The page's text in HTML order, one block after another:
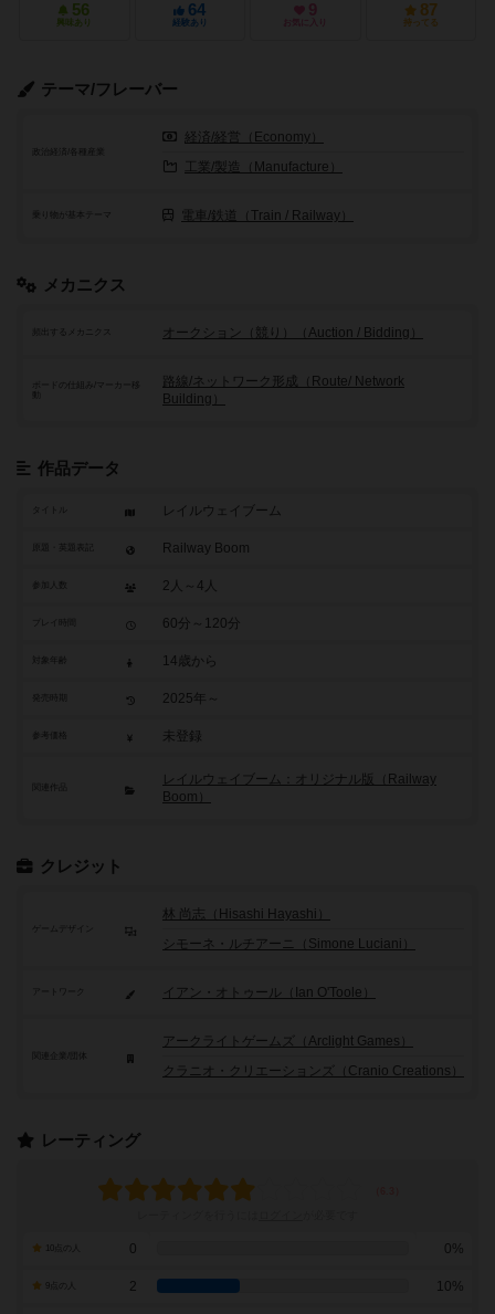
56
興味あり
64
経験あり
9
お気に入り
87
持ってる
テーマ/フレーバー
政治経済/各種産業
経済/経営（Economy）
工業/製造（Manufacture）
乗り物が基本テーマ 電車/鉄道（Train / Railway）
メカニクス
頻出するメカニクス オークション（競り）（Auction / Bidding）
ボードの仕組み/マーカー移
路線/ネットワーク形成（Route/ Network
Building）
作品データ
タイトル レイルウェイブーム
原題・英題表記 Railway Boom
参加人数 2人～4人
60分～120分
対象年齢 14歳から
2025年～
参考価格 未登録
関連作品
レイルウェイブーム：オリジナル版（Railway
Boom）
クレジット
ゲームデザイン
林 尚志（Hisashi Hayashi）
シモーネ・ルチアーニ（Simone Luciani）
アートワーク イアン・オトゥール（Ian O'Toole）
アークライトゲームズ（Arclight Games）
クラニオ・クリエーションズ（Cranio Creations）
レーティング
0 0%
9点の人 2 10%